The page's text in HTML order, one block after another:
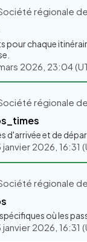
régionale
pour chaque
2026, 23:04
régionale
d'arrivée et de
janvier 2026,
régionale
où les
janvier 2026,